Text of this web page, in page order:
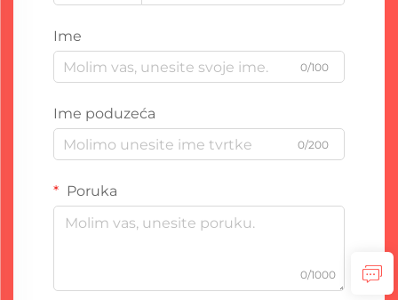
Ime
0/100
Ime poduzeća
0/200
Poruka
0/1000